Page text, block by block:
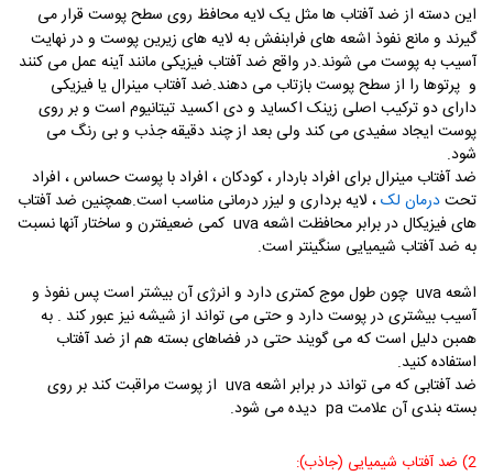
این دسته از ضد آفتاب ها مثل یک لایه محافظ روی سطح پوست قرار می
گیرند و مانع نفوذ اشعه های فرابنفش به لایه های زیرین پوست و در نهایت
آسیب به پوست می شوند.در واقع ضد آفتاب فیزیکی مانند آینه عمل می کنند
و پرتوها را از سطح پوست بازتاب می دهند.ضد آفتاب مینرال یا فیزیکی
دارای دو ترکیب اصلی زینک اکساید و دی اکسید تیتانیوم است و بر روی
پوست ایجاد سفیدی می کند ولی بعد از چند دقیقه جذب و بی رنگ می
شود.
ضد آفتاب مینرال برای افراد باردار ، کودکان ، افراد با پوست حساس ، افراد
تحتدرمان لک، لایه برداری و لیزر درمانی مناسب است.همچنین ضد آفتاب
های فیزیکال در برابر محافظت اشعه uva کمی ضعیفترن و ساختار آنها نسبت
به ضد آفتاب شیمیایی سنگینتر است.
اشعه uva چون طول موج کمتری دارد و انرژی آن بیشتر است پس نفوذ و
آسیب بیشتری در پوست دارد و حتی می تواند از شیشه نیز عبور کند . به
همبن دلیل است که می گویند حتی در فضاهای بسته هم از ضد آفتاب
استفاده کنید.
ضد آفتابی که می تواند در برابر اشعه uva از پوست مراقبت کند بر روی
بسته بندی آن علامت pa دیده می شود.
2) ضد آفتاب شیمیایی (جاذب):